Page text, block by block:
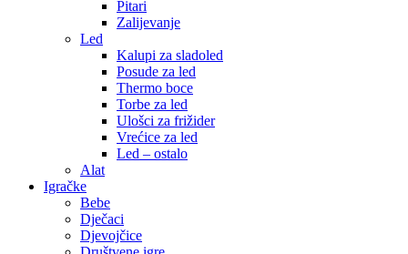
Pitari
Zalijevanje
Led
Kalupi za sladoled
Posude za led
Thermo boce
Torbe za led
Ulošci za frižider
Vrećice za led
Led – ostalo
Alat
Igračke
Bebe
Dječaci
Djevojčice